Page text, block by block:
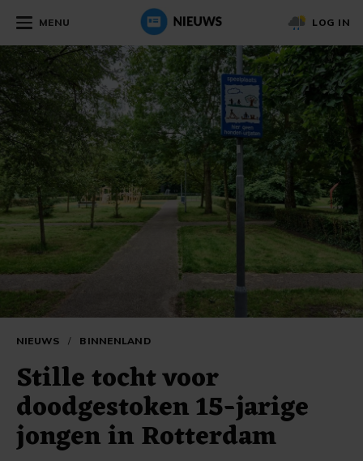
MENU LOG IN
NIEUWS / BINNENLAND
Stille tocht voor
doodgestoken 15-jarige
jongen in Rotterdam